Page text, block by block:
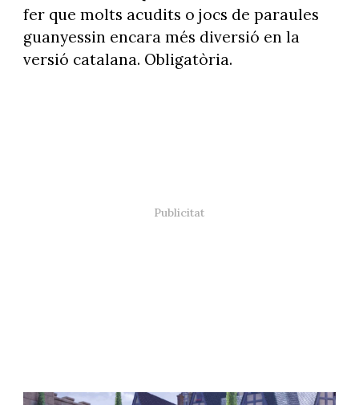
fer que molts acudits o jocs de paraules
guanyessin encara més diversió en la
versió catalana. Obligatòria.